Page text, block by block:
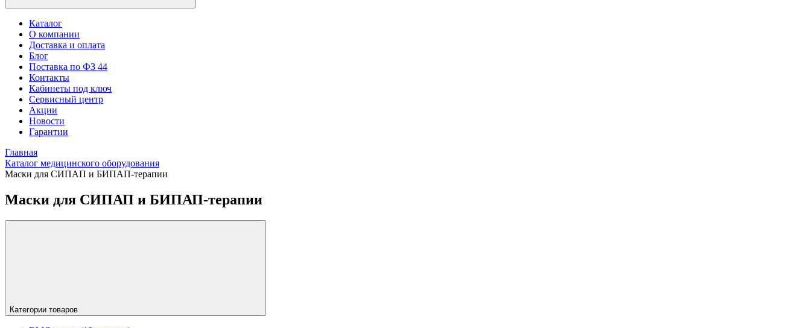
Каталог
О компании
Доставка и оплата
Блог
Поставка по ФЗ 44
Контакты
Кабинеты под ключ
Сервисный центр
Акции
Новости
Гарантии
Главная
Каталог медицинского оборудования
Маски для СИПАП и БИПАП-терапии
Маски для СИПАП и БИПАП-терапии
Категории товаров